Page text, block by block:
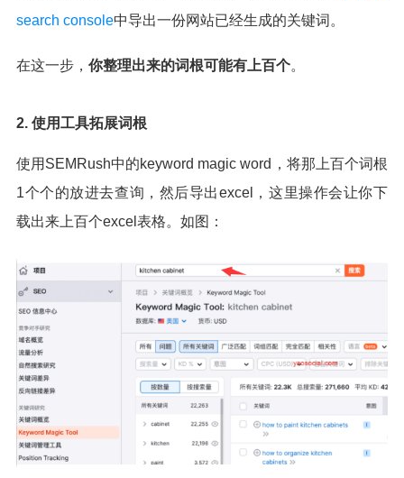
search console中导出一份网站已经生成的关键词。
在这一步， 你整理出来的词根可能有上百个。
2. 使用工具拓展词根
使用SEMRush中的keyword magic word，将那上百个词根
1个个的放进去查询，然后导出excel，这里操作会让你下
载出来上百个excel表格。如图：